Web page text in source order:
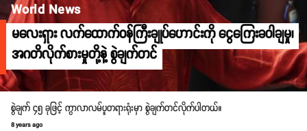
World News
မလေးရှား လက်ထောက်ဝန်ကြီးချုပ်ဟောင်းကို ငွေကြေးခဝါချမှု၊
အဂတိလိုက်စားမှုတို့နဲ့ စွဲချက်တင်
စွဲချက် ၄၅ ခုဖြင့် ကွာလာလမ်ပူတရားရုံးမှာ စွဲချက်တင်လိုက်ပါတယ်။
8 years ago